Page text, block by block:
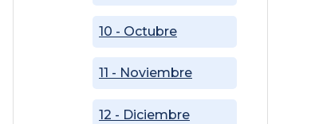
10 - Octubre
11 - Noviembre
12 - Diciembre